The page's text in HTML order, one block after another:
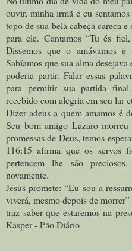
ouvir, minha irmã e eu
topo de sua bela cabeça careca
para ele. Cantamos “Tu és
Dissemos que o amávamos e
Sabíamos que sua alma
poderia partir. Falar essas
para permitir sua partida
recebido com alegria em seu lar
Dizer adeus a quem amamos é
Seu bom amigo Lázaro
promessas de Deus, temos
116:15 afirma que os servos
pertencem lhe são
novamente.
Jesus promete: “Eu sou a
viverá, mesmo depois de
traz saber que estaremos na
Kasper - Pão Diário